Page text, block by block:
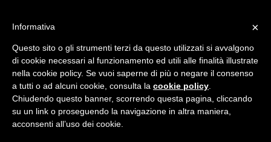
Circolo
Statuto e
Regolamenti
Storia
Ormeggi
Sede e Servizi
Attività
Safeguarding
×
Informativa
Questo sito o gli strumenti terzi da questo utilizzati si avvalgono
di cookie necessari al funzionamento ed utili alle finalità illustrate
nella cookie policy. Se vuoi saperne di più o negare il consenso
a tutti o ad alcuni cookie, consulta la cookie policy
Chiudendo questo banner, scorrendo questa pagina, cliccando
su un link o proseguendo la navigazione in altra maniera,
acconsenti all’uso dei cookie.